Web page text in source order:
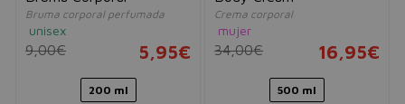
Bruma corporal perfumada
unisex
9,00€ 5,95€
200 ml
Crema corporal
mujer
34,00€ 16,95€
500 ml